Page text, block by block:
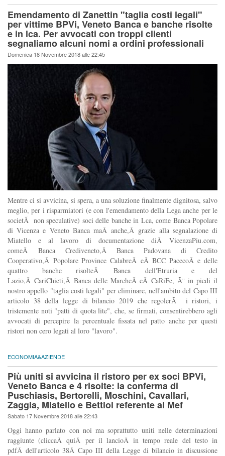
Emendamento di Zanettin "taglia costi legali"
per vittime BPVi, Veneto Banca e banche risolte
e in lca. Per avvocati con troppi clienti
segnaliamo alcuni nomi a ordini professionali
Domenica 18 Novembre 2018 alle 22:45
Mentre ci si avvicina, si spera, a una soluzione finalmente dignitosa, salvo
meglio, per i risparmiatori (e con l'emendamento della Lega anche per le
societÃ non speculative) soci delle banche in Lca, come Banca Popolare
di Vicenza e Veneto Banca maÂ anche,Â grazie alla segnalazione di
Miatello e al lavoro di documentazione diÂ VicenzaPiu.com,
comeÂ Banca Crediveneto,Â Banca Padovana di Credito
Cooperativo,Â Popolare Province CalabreÂ eÂ BCC PacecoÂ e delle
quattro banche risolteÂ Banca dell'Etruria e del
Lazio,Â CariChieti,Â Banca delle MarcheÂ eÂ CaRiFe, Ã¨ in piedi il
nostro appello "taglia costi legali" per eliminare, nell'ambito del Capo III
articolo 38 della legge di bilancio 2019 che regolerÃ i ristori, i
tristemente noti "patti di quota lite", che, se firmati, consentirebbero agli
avvocati di percepire la percentuale fissata nel patto anche per questi
ristori non cero legati al loro "lavoro".
ECONOMIA&AZIENDE
Più uniti si avvicina il ristoro per ex soci BPVi,
Veneto Banca e 4 risolte: la conferma di
Puschiasis, Bertorelli, Moschini, Cavallari,
Zaggia, Miatello e Bettiol referente al Mef
Sabato 17 Novembre 2018 alle 22:43
Oggi hanno parlato con noi ma soprattutto uniti nelle determinazioni
raggiunte (cliccaÂ quiÂ per il lancioÂ in tempo reale del testo in
pdfÂ dell'articolo 38Â Capo III della Legge di bilancio in discussione